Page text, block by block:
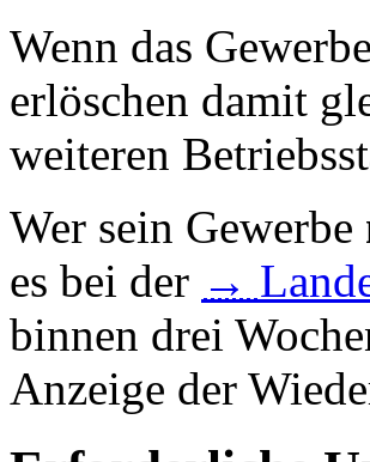
Wenn das
erlöschen damit
weiteren
Wer sein Gewerbe
es bei der →
binnen drei
Anzeige der